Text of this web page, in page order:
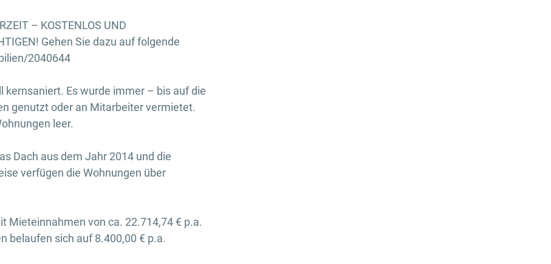
– KOSTENLOS UND
Gehen Sie dazu auf folgende
2040644
kernsaniert. Es wurde immer – bis auf die
genutzt oder an Mitarbeiter vermietet.
leer.
Dach aus dem Jahr 2014 und die
verfügen die Wohnungen über
Mieteinnahmen von ca. 22.714,74 € p.a.
belaufen sich auf 8.400,00 € p.a.